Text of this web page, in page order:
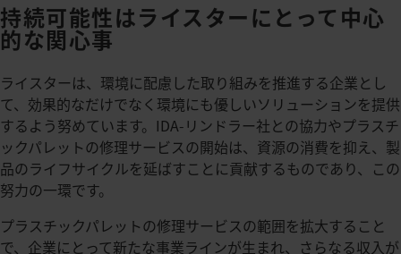
持続可能性はライスターにとって中心
的な関心事
ライスターは、環境に配慮した取り組みを推進する企業とし
て、効果的なだけでなく環境にも優しいソリューションを提供
するよう努めています。IDA-リンドラー社との協力やプラスチ
ックパレットの修理サービスの開始は、資源の消費を抑え、製
品のライフサイクルを延ばすことに貢献するものであり、この
努力の一環です。
プラスチックパレットの修理サービスの範囲を拡大すること
で、企業にとって新たな事業ラインが生まれ、さらなる収入が